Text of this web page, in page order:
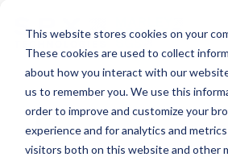
This website stores cookies on your
These cookies are used to collect
about how you interact with our
us to remember you. We use this
order to improve and customize your
experience and for analytics and
visitors both on this website and other